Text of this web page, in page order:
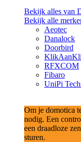
Bekijk alles van
Bekijk alle
Aeotec
Danalock
Doorbird
RFXCOM
Fibaro
UniPi
Om je domotica
nodig. Een
een draadloze
sturen.